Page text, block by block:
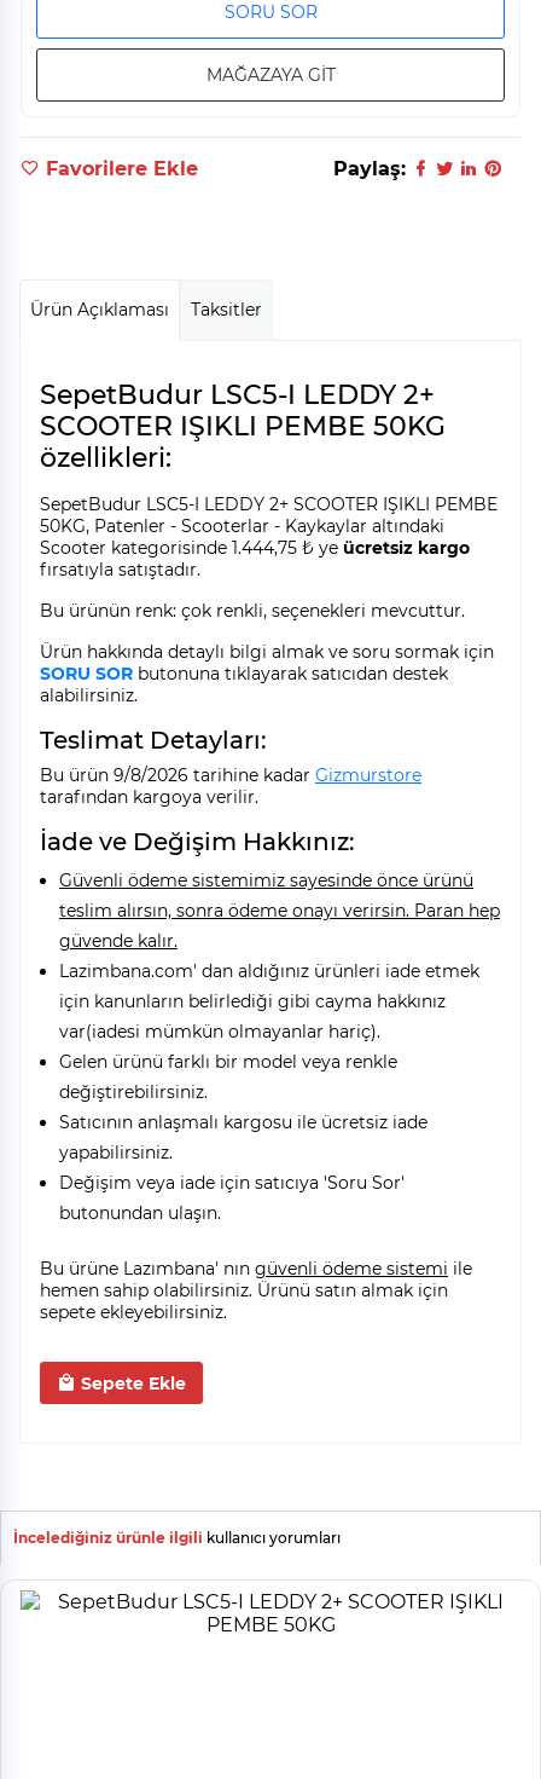
SORU SOR
MAĞAZAYA GİT
Favorilere Ekle Paylaş:
Ürün Açıklaması Taksitler
SepetBudur LSC5-I LEDDY 2+
SCOOTER IŞIKLI PEMBE 50KG
özellikleri:
SepetBudur LSC5-I LEDDY 2+ SCOOTER IŞIKLI PEMBE
50KG, Patenler - Scooterlar - Kaykaylar altındaki
Scooter kategorisinde 1.444,75 ₺ ye ücretsiz kargo
fırsatıyla satıştadır.
Bu ürünün renk: çok renkli, seçenekleri mevcuttur.
Ürün hakkında detaylı bilgi almak ve soru sormak için
SORU SOR butonuna tıklayarak satıcıdan destek
alabilirsiniz.
Teslimat Detayları:
Bu ürün 9/8/2026 tarihine kadar Gizmurstore
tarafından kargoya verilir.
İade ve Değişim Hakkınız:
Güvenli ödeme sistemimiz sayesinde önce ürünü
teslim alırsın, sonra ödeme onayı verirsin. Paran hep
güvende kalır.
Lazimbana.com' dan aldığınız ürünleri iade etmek
için kanunların belirlediği gibi cayma hakkınız
var(iadesi mümkün olmayanlar hariç).
Gelen ürünü farklı bir model veya renkle
değiştirebilirsiniz.
Satıcının anlaşmalı kargosu ile ücretsiz iade
yapabilirsiniz.
Değişim veya iade için satıcıya 'Soru Sor'
butonundan ulaşın.
Bu ürüne Lazımbana' nın güvenli ödeme sistemi ile
hemen sahip olabilirsiniz. Ürünü satın almak için
sepete ekleyebilirsiniz.
Sepete Ekle
İncelediğiniz ürünle ilgili kullanıcı yorumları